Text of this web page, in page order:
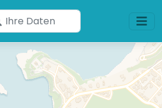
Geben
Sie
Ihre
Daten